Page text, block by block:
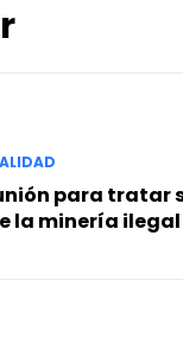
━ Planes
para tratar
la minería ilegal